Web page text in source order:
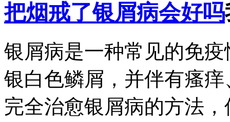
把烟戒了银屑病会好吗
银屑病是一种常见的免
银白色鳞屑，并伴有瘙
完全治愈银屑病的方法